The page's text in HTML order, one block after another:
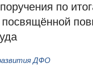
по
посвящённой
ДФО